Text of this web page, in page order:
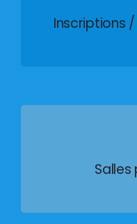
Inscriptions